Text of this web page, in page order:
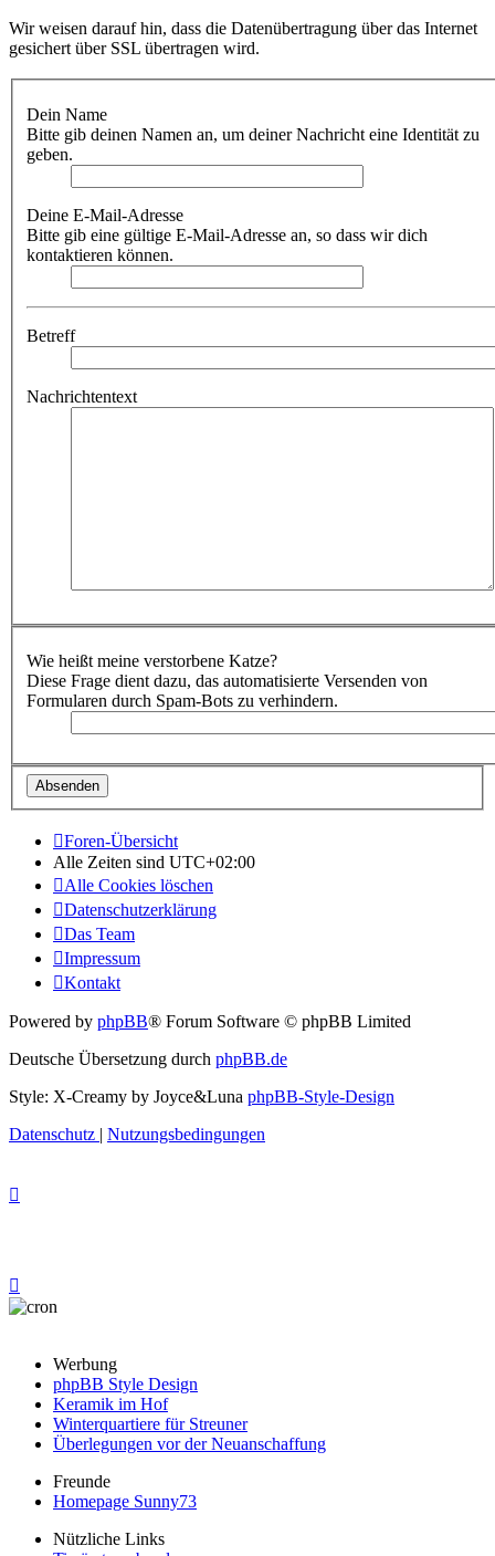
Wir weisen darauf hin, dass die Datenübertragung über das Internet
gesichert über SSL übertragen wird.
Dein Name
Bitte gib deinen Namen an, um deiner Nachricht eine Identität zu
geben.
Deine E-Mail-Adresse
Bitte gib eine gültige E-Mail-Adresse an, so dass wir dich
kontaktieren können.
Betreff
Nachrichtentext
Wie heißt meine verstorbene Katze?
Diese Frage dient dazu, das automatisierte Versenden von
Formularen durch Spam-Bots zu verhindern.
Foren-Übersicht
Alle Zeiten sind UTC+02:00
Alle Cookies löschen
Datenschutzerklärung
Das Team
Impressum
Kontakt
Powered by phpBB® Forum Software © phpBB Limited
Deutsche Übersetzung durch phpBB.de
Style: X-Creamy by Joyce&Luna phpBB-Style-Design
Datenschutz | Nutzungsbedingungen
Werbung
phpBB Style Design
Keramik im Hof
Winterquartiere für Streuner
Überlegungen vor der Neuanschaffung
Freunde
Homepage Sunny73
Nützliche Links